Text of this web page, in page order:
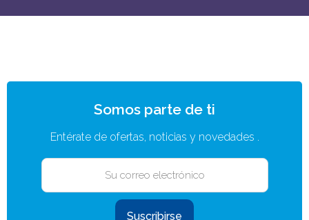
Somos parte de ti
Entérate de ofertas, noticias y novedades .
Suscribirse